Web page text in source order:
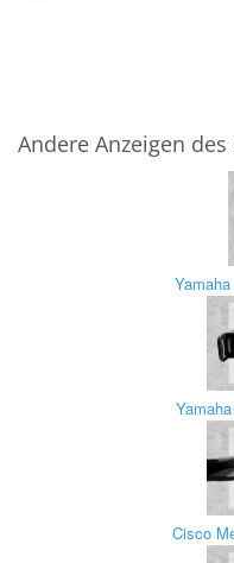
Andere Anzeigen
Cisco